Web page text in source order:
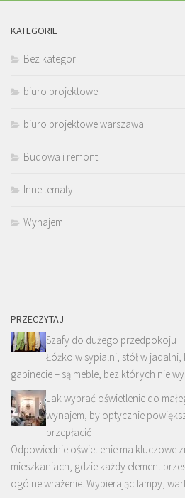
KATEGORIE
Bez kategorii
biuro projektowe
biuro projektowe warszawa
Budowa i remont
Inne tematy
Wynajem
PRZECZYTAJ
Szafy do dużego przedpokoju
Łóżko w sypialni, stół w
gabinecie – są meble, bez których nie
Jak wybrać oświetlenie do
wynajem, by optycznie
przepłacić
Odpowiednie oświetlenie ma kluczowe
mieszkaniach, gdzie każdy element
ogólne wrażenie. Wybierając lampy,